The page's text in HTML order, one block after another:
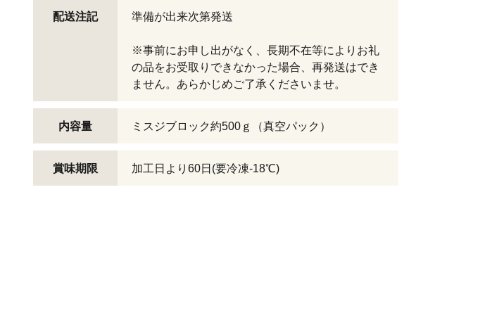
配送注記 準備が出来次第発送
※事前にお申し出がなく、長期不在等によりお礼
の品をお受取りできなかった場合、再発送はでき
ません。あらかじめご了承くださいませ。
内容量 ミスジブロック約500ｇ（真空パック）
賞味期限 加工日より60日(要冷凍-18℃)